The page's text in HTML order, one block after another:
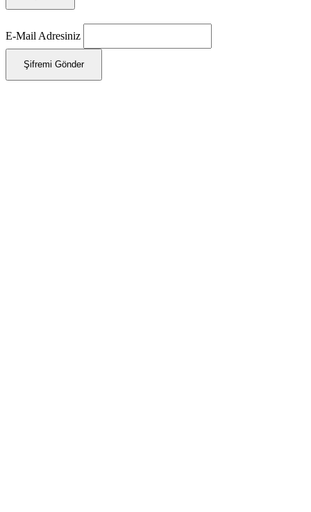
E-Mail Adresiniz
Şifremi Gönder